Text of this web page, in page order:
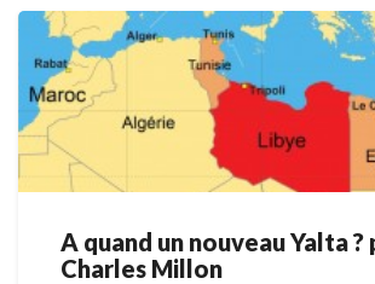
A
quand
A quand un nouveau Yalta ?
Charles Millon